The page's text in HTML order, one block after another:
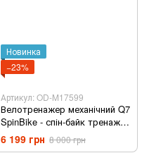
Новинка
−23%
Артикул: OD-M17599
Велотренажер механічний Q7
SpinBike - спін-байк тренажер
для дому.
6 199 грн 8 000 грн